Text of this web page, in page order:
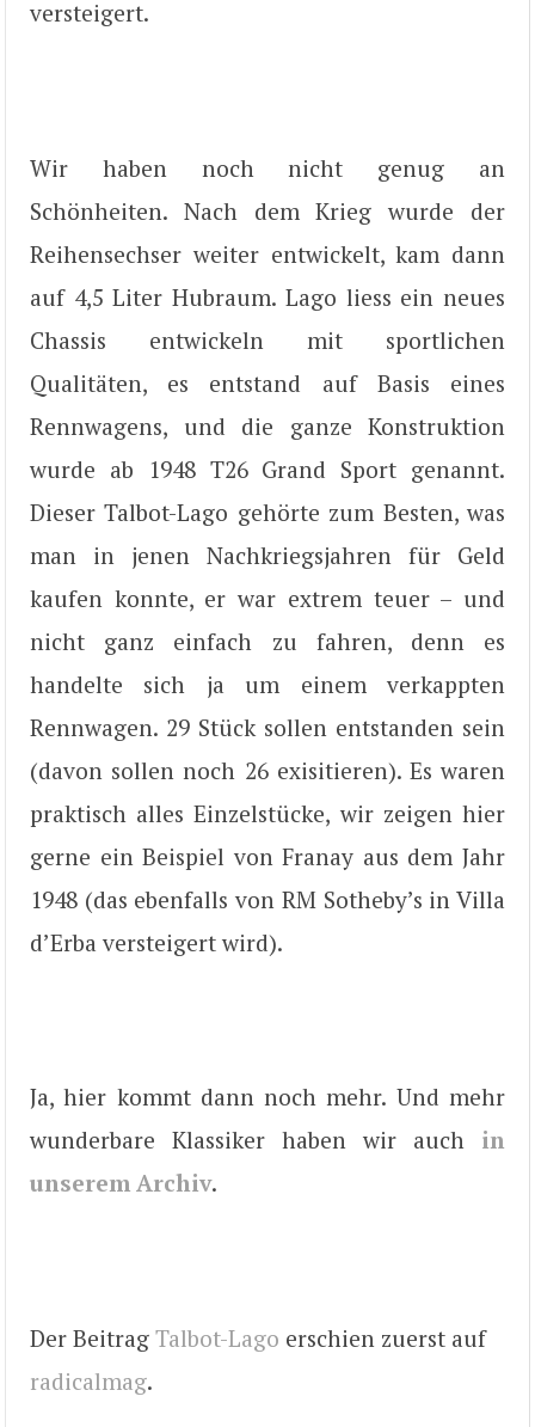
versteigert.
Wir haben noch nicht genug an
Schönheiten. Nach dem Krieg wurde der
Reihensechser weiter entwickelt, kam dann
auf 4,5 Liter Hubraum. Lago liess ein neues
Chassis entwickeln mit sportlichen
Qualitäten, es entstand auf Basis eines
Rennwagens, und die ganze Konstruktion
wurde ab 1948 T26 Grand Sport genannt.
Dieser Talbot-Lago gehörte zum Besten, was
man in jenen Nachkriegsjahren für Geld
kaufen konnte, er war extrem teuer – und
nicht ganz einfach zu fahren, denn es
handelte sich ja um einem verkappten
Rennwagen. 29 Stück sollen entstanden sein
(davon sollen noch 26 exisitieren). Es waren
praktisch alles Einzelstücke, wir zeigen hier
gerne ein Beispiel von Franay aus dem Jahr
1948 (das ebenfalls von RM Sotheby’s in Villa
d’Erba versteigert wird).
Ja, hier kommt dann noch mehr. Und mehr
wunderbare Klassiker haben wir auch in
unserem Archiv.
Der Beitrag Talbot-Lago erschien zuerst auf
radicalmag.